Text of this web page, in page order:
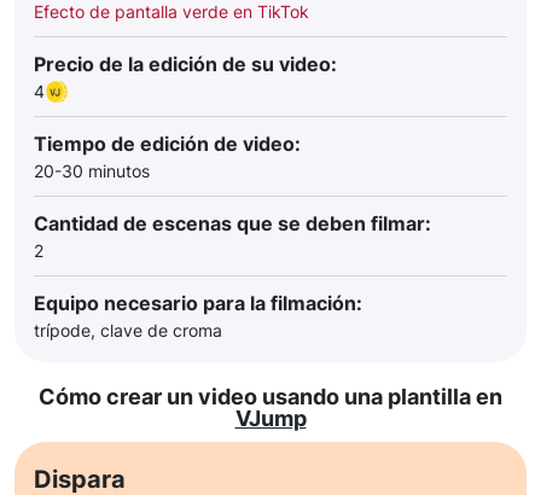
Efecto de pantalla verde en TikTok
Precio de la edición de su video:
4
Tiempo de edición de video:
20-30 minutos
Cantidad de escenas que se deben filmar:
2
Equipo necesario para la filmación:
trípode, clave de croma
Cómo crear un video usando una plantilla en
VJump
Dispara